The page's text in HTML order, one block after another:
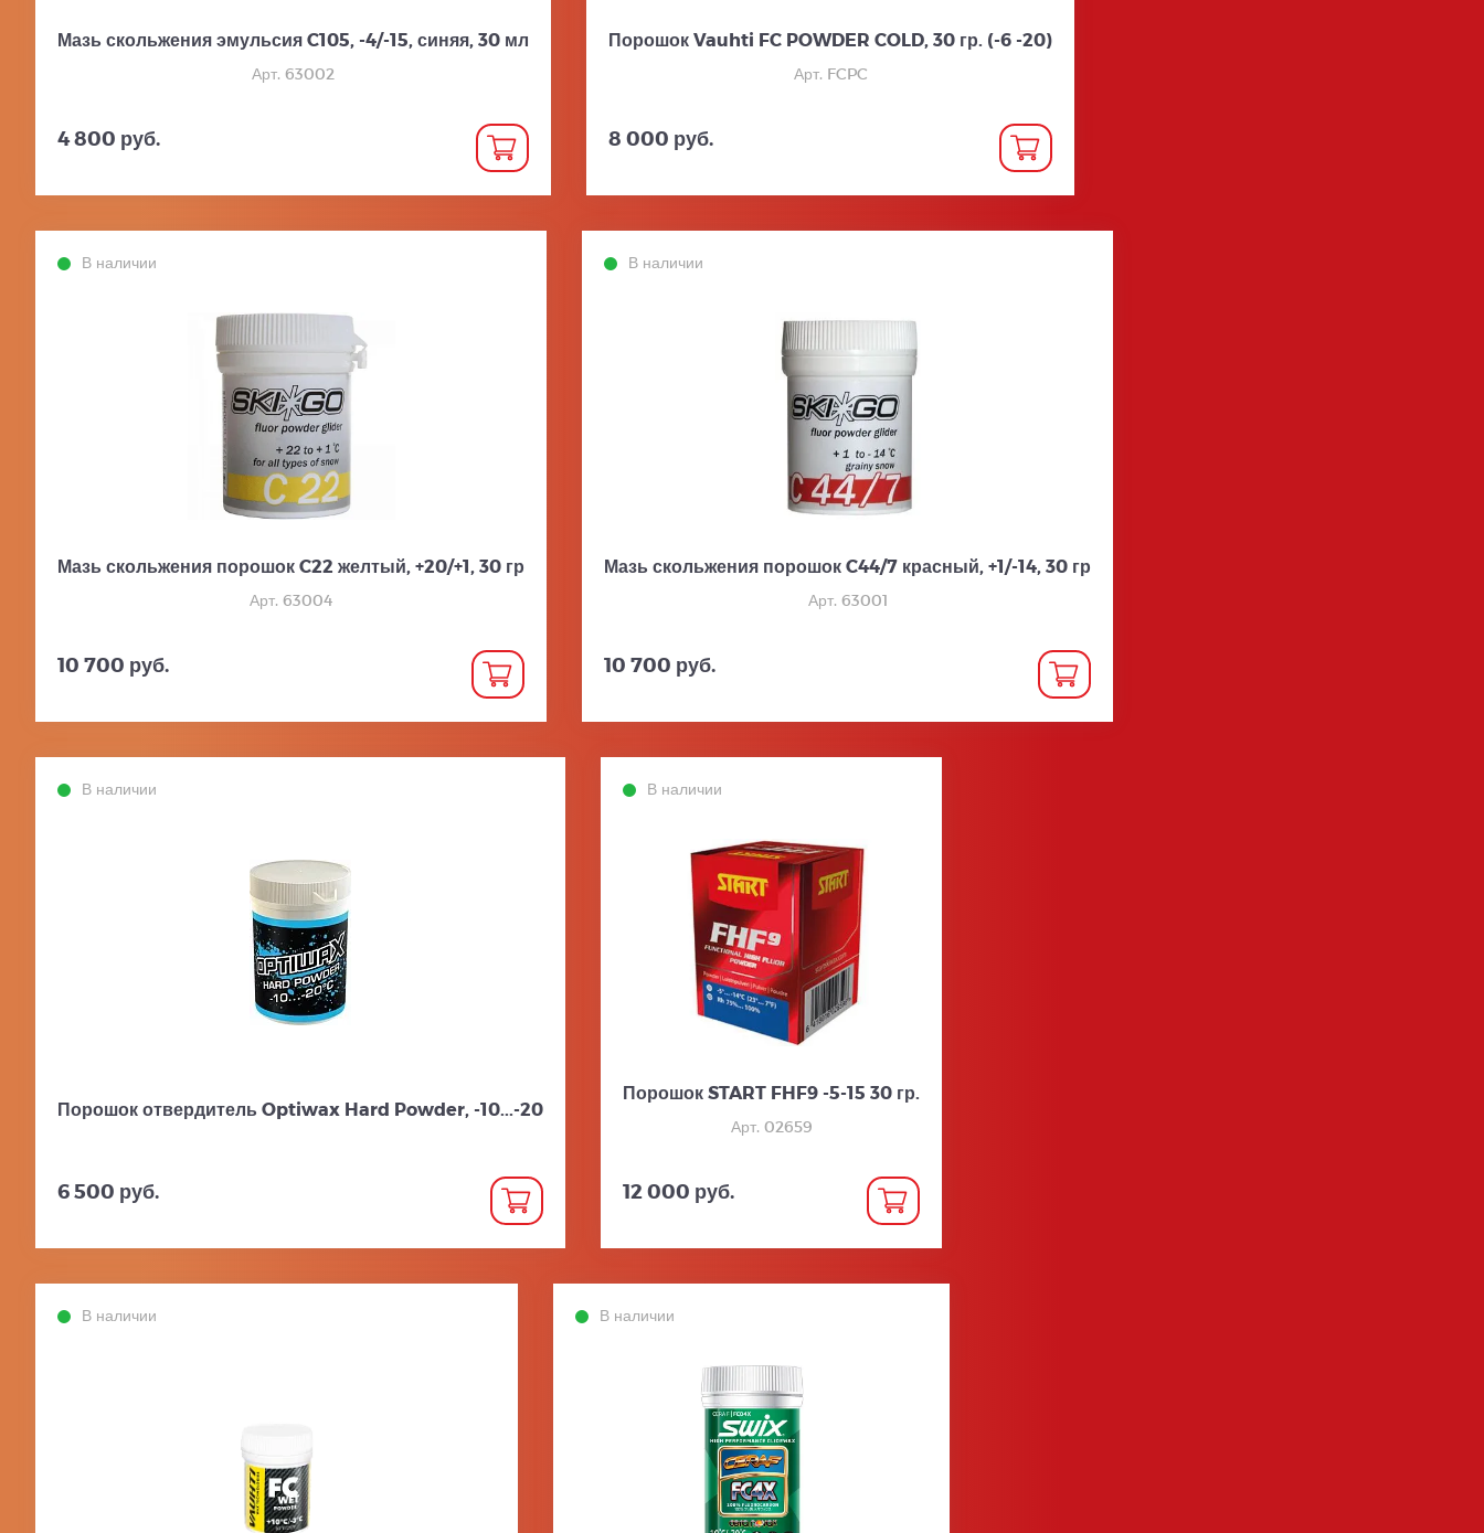
Мазь скольжения эмульсия C105, -4/-15, синяя, 30 мл
Арт. 63002
4 800 руб.
Порошок Vauhti FC POWDER COLD, 30 гр. (-6 -20)
Арт. FCPC
8 000 руб.
В наличии
Мазь скольжения порошок C22 желтый, +20/+1, 30 гр
Арт. 63004
10 700 руб.
В наличии
Мазь скольжения порошок C44/7 красный, +1/-14, 30 гр
Арт. 63001
10 700 руб.
В наличии
Порошок отвердитель Optiwax Hard Powder, -10...-20
6 500 руб.
В наличии
Порошок START FHF9 -5-15 30 гр.
Арт. 02659
12 000 руб.
В наличии В наличии